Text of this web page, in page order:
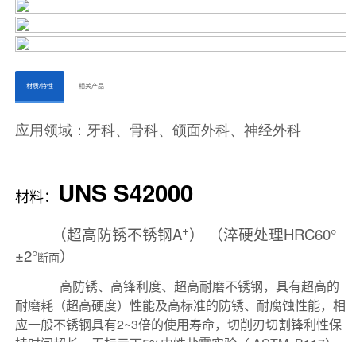
ㅤㅤ材质/特性ㅤㅤ ㅤㅤ相关产品ㅤㅤㅤ